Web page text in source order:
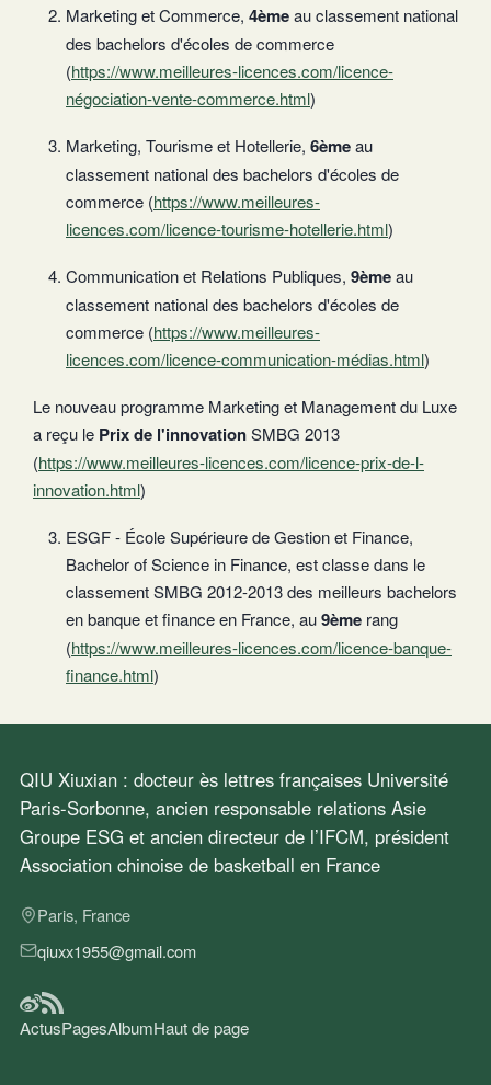
Marketing et Commerce, 4èmeau classement national
des bachelors d'écoles de commerce
(https://www.meilleures-licences.com/licence-
négociation-vente-commerce.html)
Marketing, Tourisme et Hotellerie, 6èmeau
classement national des bachelors d'écoles de
commerce (https://www.meilleures-
licences.com/licence-tourisme-hotellerie.html)
Communication et Relations Publiques, 9èmeau
classement national des bachelors d'écoles de
commerce (https://www.meilleures-
licences.com/licence-communication-médias.html)
Le nouveau programme Marketing et Management du Luxe
a reçu le Prix de l'innovationSMBG 2013
(https://www.meilleures-licences.com/licence-prix-de-l-
innovation.html)
ESGF - École Supérieure de Gestion et Finance,
Bachelor of Science in Finance, est classe dans le
classement SMBG 2012-2013 des meilleurs bachelors
en banque et finance en France, au9ème rang
(https://www.meilleures-licences.com/licence-banque-
finance.html)
QIU Xiuxian : docteur ès lettres françaises Université
Paris-Sorbonne, ancien responsable relations Asie
Groupe ESG et ancien directeur de l’IFCM, président
Association chinoise de basketball en France
Paris, France
qiuxx1955@gmail.com
ActusPagesAlbumHaut de page